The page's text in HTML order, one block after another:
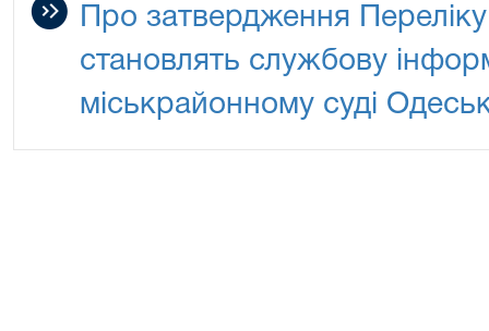
Про затвердження
становлять службову
міськрайонному суді